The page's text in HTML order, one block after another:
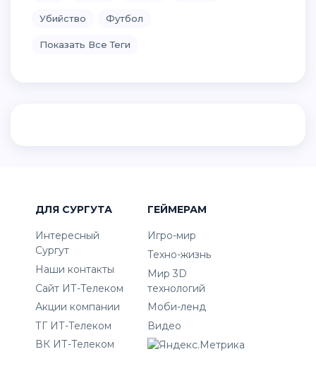
Убийство Футбол
Показать Все Теги
ДЛЯ СУРГУТА
Интересный
Сургут
Наши контакты
Сайт ИТ-Телеком
Акции компании
ТГ ИТ-Телеком
ВК ИТ-Телеком
ГЕЙМЕРАМ
Игро-мир
Техно-жизнь
Мир 3D
технологий
Моби-ленд
Видео